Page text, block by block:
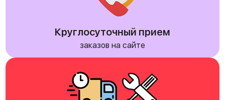
Круглосуточный прием
заказов на сайте